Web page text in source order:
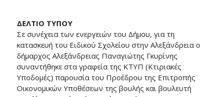
ΔΕΛΤΙΟ ΤΥΠΟΥ
Σε συνέχεια των ενεργειών του Δήμου, για τη
κατασκευή του Ειδικού Σχολείου στην Αλεξάνδρεια ο
δήμαρχος Αλεξάνδρειας Παναγιώτης Γκυρίνης
συναντήθηκε στα γραφεία της ΚΤΥΠ (Κτιριακές
Υποδομές) παρουσία του Προέδρου της Επιτροπής
Οικονομικών Υποθέσεων της βουλής και βουλευτή